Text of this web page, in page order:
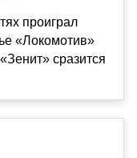
проиграл
«Локомотив»
сразится